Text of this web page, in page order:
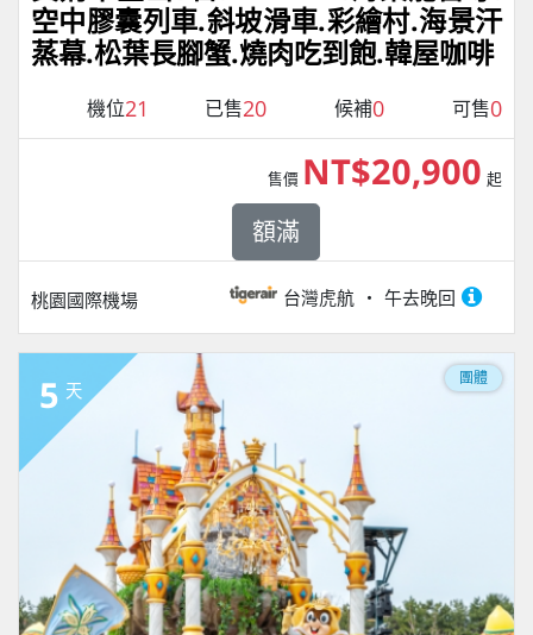
空中膠囊列車.斜坡滑車.彩繪村.海景汗
蒸幕.松葉長腳蟹.燒肉吃到飽.韓屋咖啡
機位21 已售20 候補0 可售0
桃園國際機場 台灣虎航 午去晚回
售價 NT$20,900 起
額滿
5 天
團體